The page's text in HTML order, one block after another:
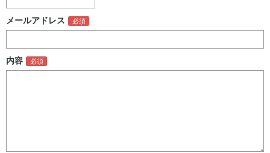
メールアドレス
内容